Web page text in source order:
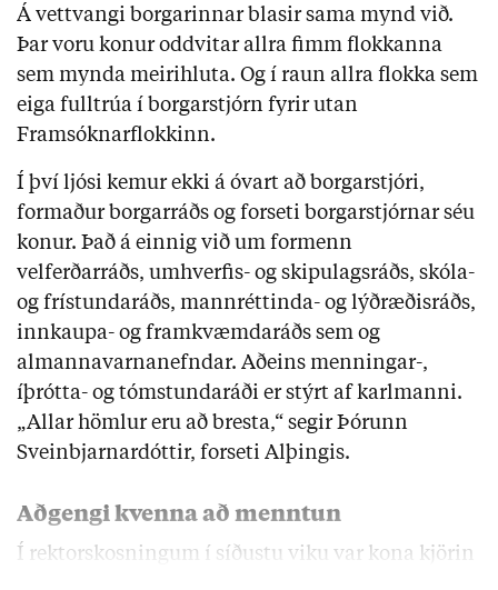
Á vettvangi borgarinnar blasir sama mynd við.
Þar voru konur oddvitar allra fimm flokkanna
sem mynda meirihluta. Og í raun allra flokka sem
eiga fulltrúa í borgarstjórn fyrir utan
Framsóknarflokkinn.
Í því ljósi kemur ekki á óvart að borgarstjóri,
formaður borgarráðs og forseti borgarstjórnar séu
konur. Það á einnig við um formenn
velferðarráðs, umhverfis- og skipulagsráðs, skóla-
og frístundaráðs, mannréttinda- og lýðræðisráðs,
innkaupa- og framkvæmdaráðs sem og
almannavarnanefndar. Aðeins menningar-,
íþrótta- og tómstundaráði er stýrt af karlmanni.
„Allar hömlur eru að bresta,“ segir Þórunn
Sveinbjarnardóttir, forseti Alþingis.
Aðgengi kvenna að menntun
Í rektorskosningum í síðustu viku var kona kjörin